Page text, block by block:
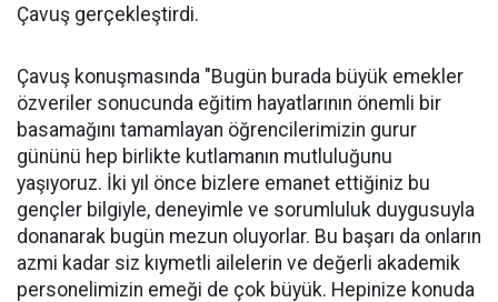
Çavuş gerçekleştirdi.
Çavuş konuşmasında "Bugün burada büyük emekler
özveriler sonucunda eğitim hayatlarının önemli bir
basamağını tamamlayan öğrencilerimizin gurur
gününü hep birlikte kutlamanın mutluluğunu
yaşıyoruz. İki yıl önce bizlere emanet ettiğiniz bu
gençler bilgiyle, deneyimle ve sorumluluk duygusuyla
donanarak bugün mezun oluyorlar. Bu başarı da onların
azmi kadar siz kıymetli ailelerin ve değerli akademik
personelimizin emeği de çok büyük. Hepinize konuda